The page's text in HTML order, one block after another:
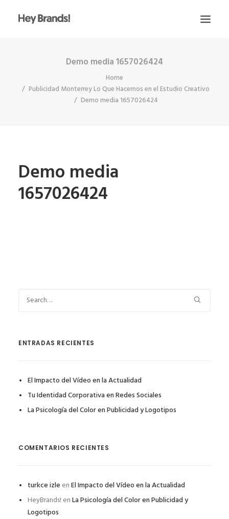
¿QUÉ HACEMOS?
Demo media 1657026424
Home
Publicidad Monterrey Lo Que Hacemos en el Estudio Creativo
Demo media 1657026424
Demo media
1657026424
ENTRADAS RECIENTES
El Impacto del Vídeo en la Actualidad
Tu Identidad Corporativa en Redes Sociales
La Psicología del Color en Publicidad y Logotipos
COMENTARIOS RECIENTES
turkce izle enEl Impacto del Vídeo en la Actualidad
HeyBrands! enLa Psicología del Color en Publicidad y
Logotipos